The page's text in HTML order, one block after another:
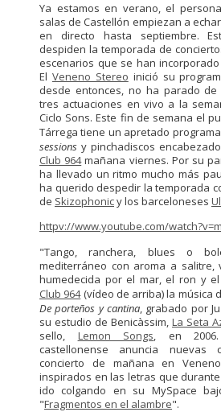
Ya estamos en verano, el
salas de Castellón empiezan a
en directo hasta septiembre.
despiden la temporada de
escenarios que se han
El Veneno Stereo inició su
desde entonces, no ha parado
tres actuaciones en vivo a la
Ciclo Sons. Este fin de semana el
Tárrega tiene un apretado
sessions y pinchadiscos
Club 964mañana viernes. Por su
ha llevado un ritmo mucho más
ha querido despedir la temporada
de Skizophonicy los barceloneses
httpv://www.youtube.com/
"Tango, ranchera, blues o
mediterráneo con aroma a salitre,
humedecida por el mar, el ron y
Club 964(vídeo de arriba) la música
De porteños y cantina, grabado por
su estudio de Benicàssim, La Seta
sello, Lemon Songs, en
castellonense anuncia nuevas
concierto de mañana en
inspirados en las letras que
ido colgando en su MySpace
"Fragmentos en el alambre".